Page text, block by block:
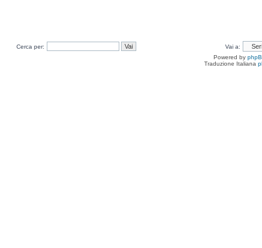
Cerca per:
Vai a:
Powered by
Traduzione Italiana